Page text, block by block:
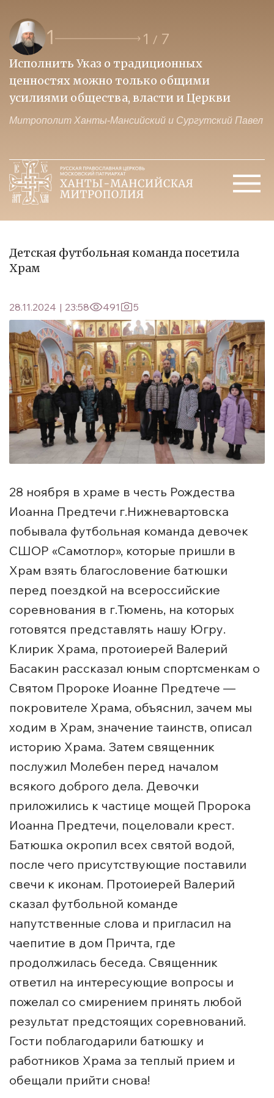
1 1 / 7
Исполнить Указ о традиционных
ценностях можно только общими
усилиями общества, власти и Церкви
Митрополит Ханты-Мансийский и Сургутский Павел
Детская футбольная команда посетила
Храм
28.11.2024 | 23:58 491 5
28 ноября в храме в честь Рождества
Иоанна Предтечи г.Нижневартовска
побывала футбольная команда девочек
СШОР «Самотлор», которые пришли в
Храм взять благословение батюшки
перед поездкой на всероссийские
соревнования в г.Тюмень, на которых
готовятся представлять нашу Югру.
Клирик Храма, протоиерей Валерий
Басакин рассказал юным спортсменкам о
Святом Пророке Иоанне Предтече —
покровителе Храма, объяснил, зачем мы
ходим в Храм, значение таинств, описал
историю Храма. Затем священник
послужил Молебен перед началом
всякого доброго дела. Девочки
приложились к частице мощей Пророка
Иоанна Предтечи, поцеловали крест.
Батюшка окропил всех святой водой,
после чего присутствующие поставили
свечи к иконам. Протоиерей Валерий
сказал футбольной команде
напутственные слова и пригласил на
чаепитие в дом Причта, где
продолжилась беседа. Священник
ответил на интересующие вопросы и
пожелал со смирением принять любой
результат предстоящих соревнований.
Гости поблагодарили батюшку и
работников Храма за теплый прием и
обещали прийти снова!